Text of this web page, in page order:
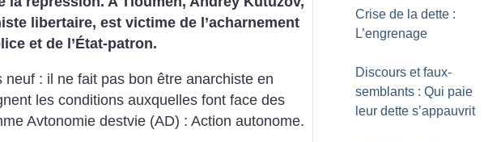
libertaire, est victime de l’acharnement
et de l’État-patron.
neuf : il ne fait pas bon être anarchiste en
les conditions auxquelles font face des
Avtonomie destvie (AD) : Action autonome.
Crise de la dette :
L’engrenage
Discours et faux-
semblants : Qui paie
leur dette s’appauvrit